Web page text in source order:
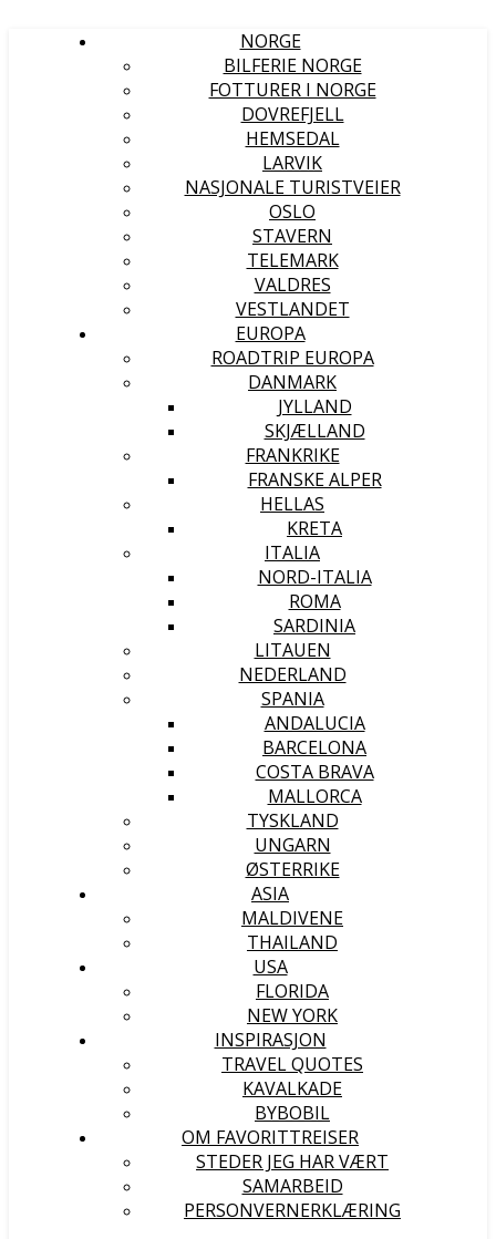
NORGE
BILFERIE NORGE
FOTTURER I NORGE
DOVREFJELL
HEMSEDAL
LARVIK
NASJONALE TURISTVEIER
OSLO
STAVERN
TELEMARK
VALDRES
VESTLANDET
EUROPA
ROADTRIP EUROPA
DANMARK
JYLLAND
SKJÆLLAND
FRANKRIKE
FRANSKE ALPER
HELLAS
KRETA
ITALIA
NORD-ITALIA
ROMA
SARDINIA
LITAUEN
NEDERLAND
SPANIA
ANDALUCIA
BARCELONA
COSTA BRAVA
MALLORCA
TYSKLAND
UNGARN
ØSTERRIKE
ASIA
MALDIVENE
THAILAND
USA
FLORIDA
NEW YORK
INSPIRASJON
TRAVEL QUOTES
KAVALKADE
BYBOBIL
OM FAVORITTREISER
STEDER JEG HAR VÆRT
SAMARBEID
PERSONVERNERKLÆRING